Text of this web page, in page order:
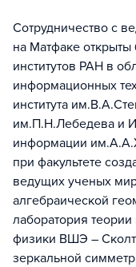
Сотрудничество с
на Матфаке
институтов РАН в
информационных
института
им.П.Н.Лебедева и
информации
при факультете
ведущих ученых
алгебраической
лаборатория
физики ВШЭ –
зеркальной